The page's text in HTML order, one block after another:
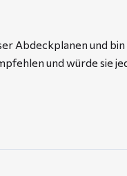
Abdeckplanen und
und würde sie